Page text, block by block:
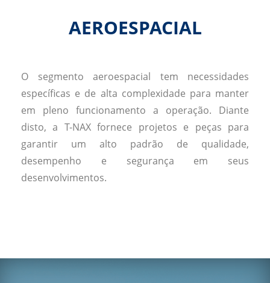
AEROESPACIAL
O segmento aeroespacial tem necessidades
específicas e de alta complexidade para manter
em pleno funcionamento a operação. Diante
disto, a T-NAX fornece projetos e peças para
garantir um alto padrão de qualidade,
desempenho e segurança em seus
desenvolvimentos.